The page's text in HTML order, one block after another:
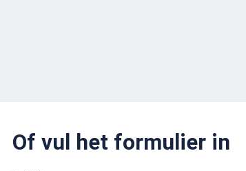
Of vul het formulier in